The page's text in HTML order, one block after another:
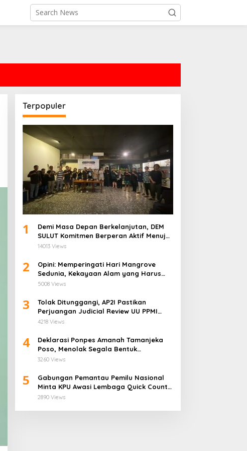
Terpopuler
1
Demi Masa Depan Berkelanjutan, DEM
SULUT Komitmen Berperan Aktif Menuju
Era Energi Terbarukan di Sulawesi Utara
14013 Views
2
Opini: Memperingati Hari Mangrove
Sedunia, Kekayaan Alam yang Harus
Dijaga
5008 Views
3
Tolak Ditunggangi, AP2I Pastikan
Perjuangan Judicial Review UU PPMI
Demi Anggota Bukan Politis
4218 Views
4
Deklarasi Ponpes Amanah Tamanjeka
Poso, Menolak Segala Bentuk
Radikalisme dan Terorisme
3260 Views
5
Gabungan Pemantau Pemilu Nasional
Minta KPU Awasi Lembaga Quick Count
Lebih Ketat
2890 Views